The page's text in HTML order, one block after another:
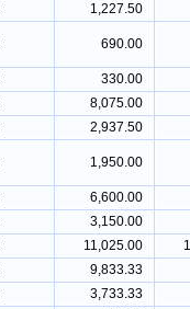
1,227.50
690.00
330.00
8,075.00
2,937.50
1,950.00
6,600.00
3,150.00
11,025.00
9,833.33
3,733.33